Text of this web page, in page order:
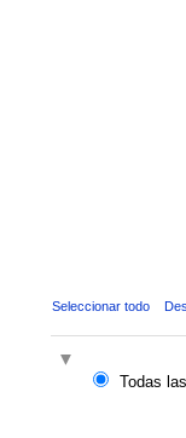
Seleccionar todo
Todas